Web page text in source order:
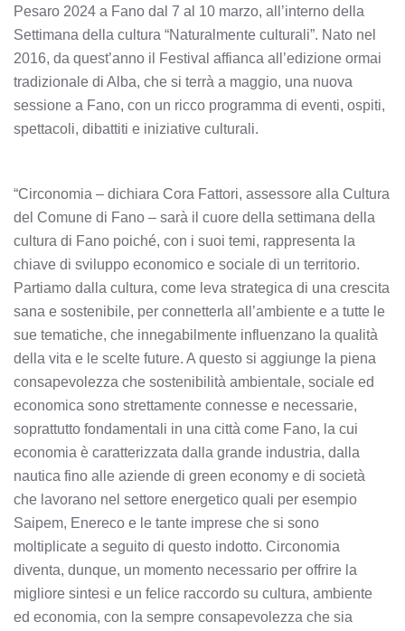
Pesaro 2024 a Fano dal 7 al 10 marzo, all’interno della
Settimana della cultura “Naturalmente culturali”. Nato nel
2016, da quest’anno il Festival affianca all’edizione ormai
tradizionale di Alba, che si terrà a maggio, una nuova
sessione a Fano, con un ricco programma di eventi, ospiti,
spettacoli, dibattiti e iniziative culturali.
“Circonomia – dichiara Cora Fattori, assessore alla Cultura
del Comune di Fano – sarà il cuore della settimana della
cultura di Fano poiché, con i suoi temi, rappresenta la
chiave di sviluppo economico e sociale di un territorio.
Partiamo dalla cultura, come leva strategica di una crescita
sana e sostenibile, per connetterla all’ambiente e a tutte le
sue tematiche, che innegabilmente influenzano la qualità
della vita e le scelte future. A questo si aggiunge la piena
consapevolezza che sostenibilità ambientale, sociale ed
economica sono strettamente connesse e necessarie,
soprattutto fondamentali in una città come Fano, la cui
economia è caratterizzata dalla grande industria, dalla
nautica fino alle aziende di green economy e di società
che lavorano nel settore energetico quali per esempio
Saipem, Enereco e le tante imprese che si sono
moltiplicate a seguito di questo indotto. Circonomia
diventa, dunque, un momento necessario per offrire la
migliore sintesi e un felice raccordo su cultura, ambiente
ed economia, con la sempre consapevolezza che sia